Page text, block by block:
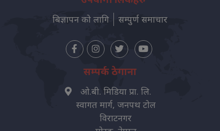
बिज्ञापन को लागि सम्पुर्ण समाचार
सम्पर्क ठेगाना
ओ.बी. मिडिया प्रा. लि.
स्वागत मार्ग, जनपथ टोल
विराटनगर